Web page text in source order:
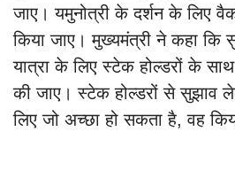
जाए। यमुनोत्री के दर्शन के लिए
किया जाए। मुख्यमंत्री ने कहा कि
यात्रा के लिए स्टेक होल्डरों के
की जाए। स्टेक होल्डरों से सुझाव
लिए जो अच्छा हो सकता है, वह